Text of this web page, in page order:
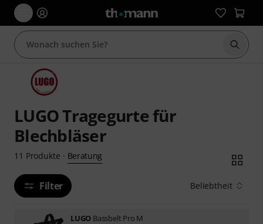
Suche
LUGO Tragegurte für
Blechbläser
11 Produkte · Beratung
Filter Beliebtheit
LUGO Bassbelt Pro M